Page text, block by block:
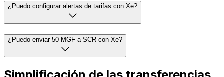
¿Puedo configurar alertas de tarifas con Xe?
¿Puedo enviar 50 MGF a SCR con Xe?